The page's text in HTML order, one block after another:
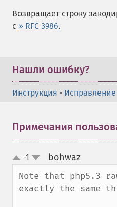
Возвращает строку
с » RFC 3986.
Нашли ошибку?
Инструкция • Исправление
Примечания
up
down
-1 bohwaz¶
Note that php5.3
exactly the same